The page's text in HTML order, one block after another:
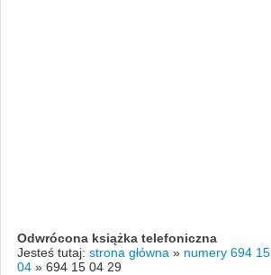
Odwrócona książka telefoniczna
Jesteś tutaj: strona główna » numery 694 15
04 » 694 15 04 29